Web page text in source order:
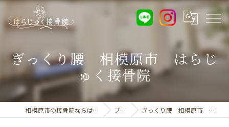
ぎっくり腰 相模原市 はらじ
ゅく接骨院
相模原市の接骨院ならはらじゅく接骨院 ブログ ぎっくり腰 相模原市 はらじゅく接骨院